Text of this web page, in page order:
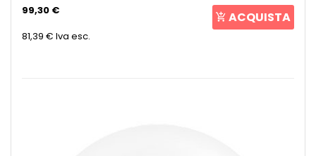
99,30 €
81,39 € Iva esc.
ACQUISTA